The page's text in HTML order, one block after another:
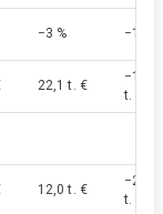
−3 % −14 %
22,1 t. €
−16,3
t. €
12,0 t. €
−24,4
t. €